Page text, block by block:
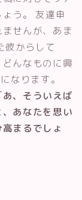
う。 友達申
せんが、あま
彼からして
んなものに興
なります。
、そういえば
あなたを思い
まるでしょ